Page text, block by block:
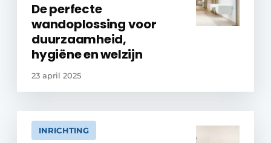
De perfecte
wandoplossing voor
duurzaamheid,
hygiëne en welzijn
23 april 2025
INRICHTING